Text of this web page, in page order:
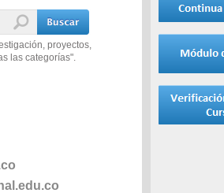
proyectos,
las categorías".